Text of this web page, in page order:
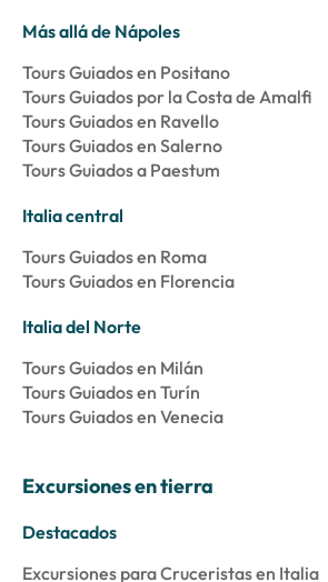
Más allá de Nápoles
Tours Guiados en Positano
Tours Guiados por la Costa de Amalfi
Tours Guiados en Ravello
Tours Guiados en Salerno
Tours Guiados a Paestum
Italia central
Tours Guiados en Roma
Tours Guiados en Florencia
Italia del Norte
Tours Guiados en Milán
Tours Guiados en Turín
Tours Guiados en Venecia
Excursiones en tierra
Destacados
Excursiones para Cruceristas en Italia